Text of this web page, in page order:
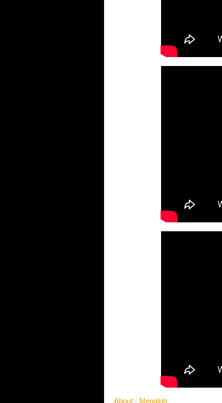
About - Megaloh